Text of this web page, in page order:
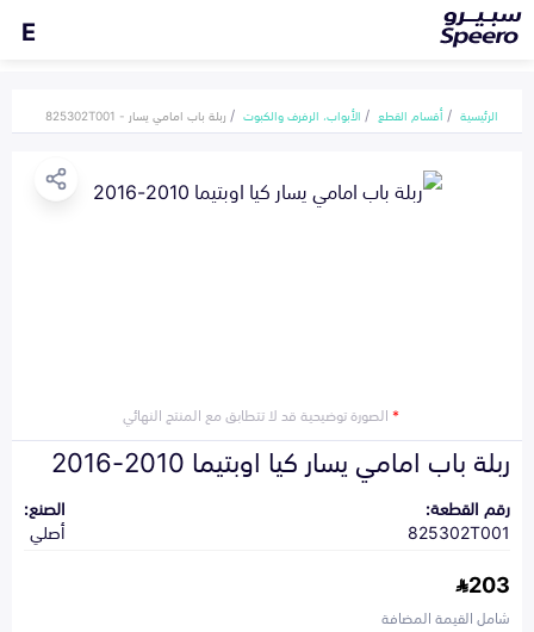
E
الرئيسية أقسام القطع الأبواب، الرفرف والكبوت ربلة باب امامي يسار - 825302T001
*الصورة توضيحية قد لا تتطابق مع المنتج النهائي
ربلة باب امامي يسار كيا اوبتيما 2010-2016
رقم القطعة:
825302T001
الصنع:
أصلي
203
شامل القيمة المضافة